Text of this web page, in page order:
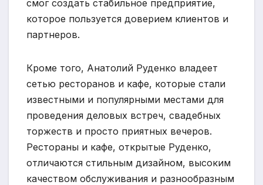
смог создать стабильное предприятие,
которое пользуется доверием клиентов и
партнеров.
Кроме того, Анатолий Руденко владеет
сетью ресторанов и кафе, которые стали
известными и популярными местами для
проведения деловых встреч, свадебных
торжеств и просто приятных вечеров.
Рестораны и кафе, открытые Руденко,
отличаются стильным дизайном, высоким
качеством обслуживания и разнообразным